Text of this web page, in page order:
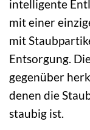
intelligente
mit einer
mit
Entsorgung.
gegenüber
denen die
staubig ist.